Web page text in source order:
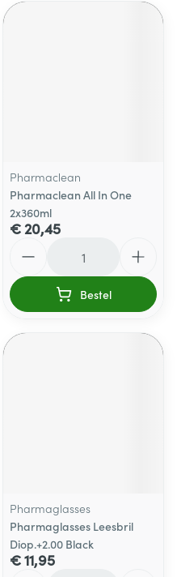
Pharmaclean
Pharmaclean All In One
2x360ml
€ 20,45
Bestel
Pharmaglasses
Pharmaglasses Leesbril
Diop.+2.00 Black
€ 11,95